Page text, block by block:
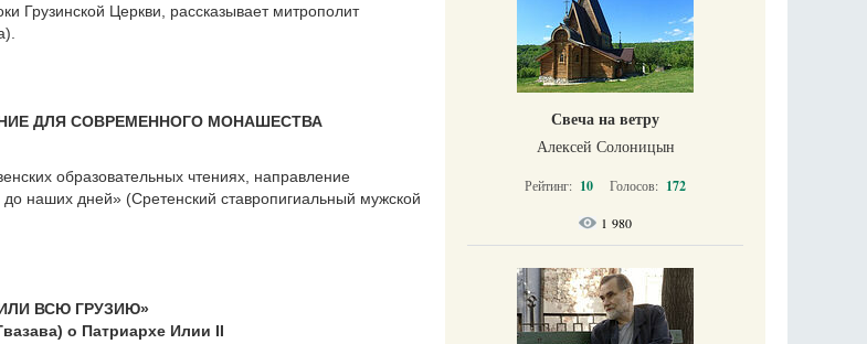
Грузинской Церкви, рассказывает митрополит
ДЛЯ СОВРЕМЕННОГО МОНАШЕСТВА
образовательных чтениях, направление
наших дней» (Сретенский ставропигиальный мужской
ВСЮ ГРУЗИЮ»
о Патриархе Илии II
Свеча на ветру
Алексей Солоницын
Рейтинг: 10 Голосов: 172
1 980